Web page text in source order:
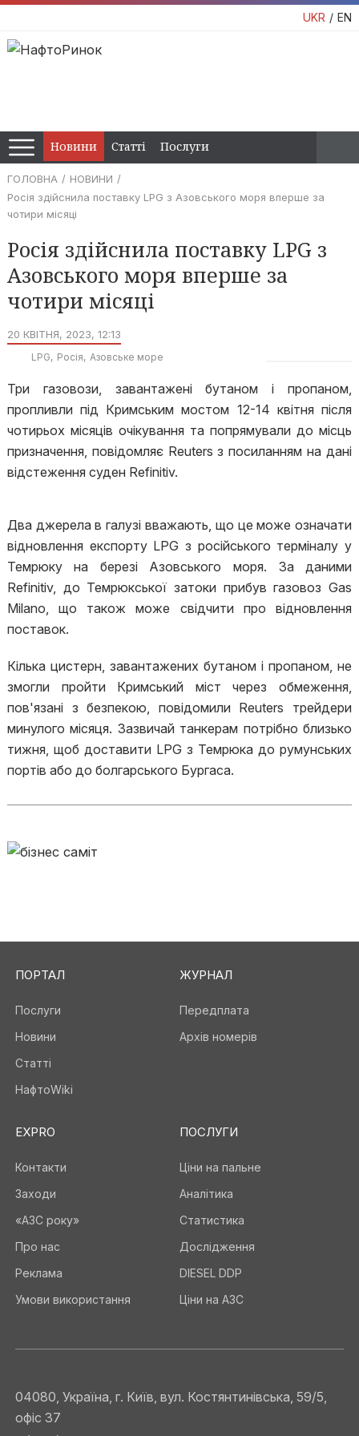
UKR EN
Новини Статті Послуги
ГОЛОВНА
НОВИНИ
Росія здійснила поставку LPG з Азовського моря вперше за
чотири місяці
Росія здійснила поставку LPG з
Азовського моря вперше за
чотири місяці
20 КВІТНЯ, 2023, 12:13
LPG Росія Азовське море
Три газовози, завантажені бутаном і пропаном,
пропливли під Кримським мостом 12-14 квітня після
чотирьох місяців очікування та попрямували до місць
призначення, повідомляє Reuters з посиланням на дані
відстеження суден Refinitiv.
Два джерела в галузі вважають, що це може означати
відновлення експорту LPG з російського терміналу у
Темрюку на березі Азовського моря. За даними
Refinitiv, до Темрюкської затоки прибув газовоз Gas
Milano, що також може свідчити про відновлення
поставок.
Кілька цистерн, завантажених бутаном і пропаном, не
змогли пройти Кримський міст через обмеження,
пов'язані з безпекою, повідомили Reuters трейдери
минулого місяця. Зазвичай танкерам потрібно близько
тижня, щоб доставити LPG з Темрюка до румунських
портів або до болгарського Бургаса.
ПОРТАЛ
Послуги
Новини
Статті
НафтоWiki
ЖУРНАЛ
Передплата
Архів номерів
EXPRO
Контакти
Заходи
«АЗС року»
Про нас
Реклама
Умови використання
ПОСЛУГИ
Ціни на пальне
Аналітика
Статистика
Дослідження
DIESEL DDP
Ціни на АЗС
04080, Україна, г. Київ, вул. Костянтинівська, 59/5,
офіс 37